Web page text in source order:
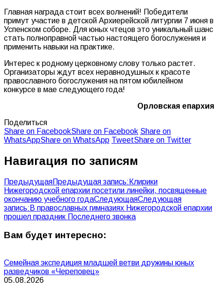
Главная награда стоит всех волнений! Победители
примут участие в детской Архиерейской литургии 7 июня в
Успенском соборе. Для юных чтецов это уникальный шанс
стать полноправной частью настоящего богослужения и
применить навыки на практике.
Интерес к родному церковному слову только растет.
Организаторы ждут всех неравнодушных к красоте
православного богослужения на пятом юбилейном
конкурсе в мае следующего года!
Орловская епархия
Поделиться
Share on FacebookShare on Facebook Share on
WhatsAppShare on WhatsApp TweetShare on Twitter
Навигация по записям
ПредыдущаяПредыдущая запись: Клирики
Нижегородской епархии посетили линейки, посвященные
окончанию учебного годаСледующаяСледующая
запись: В православных гимназиях Нижегородской епархии
прошел праздник Последнего звонка
Вам будет интересно:
Семейная экспедиция младшей ветви дружины юных
разведчиков «Череповец»
05.08.2026